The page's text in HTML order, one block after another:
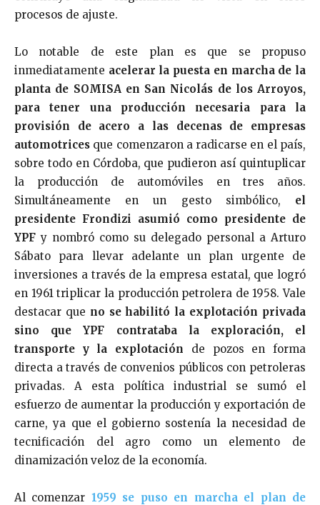
procesos de ajuste.
Lo notable de este plan es que se propuso
inmediatamente acelerar la puesta en marcha de la
planta de SOMISA en San Nicolás de los Arroyos,
para tener una producción necesaria para la
provisión de acero a las decenas de empresas
automotrices que comenzaron a radicarse en el país,
sobre todo en Córdoba, que pudieron así quintuplicar
la producción de automóviles en tres años.
Simultáneamente en un gesto simbólico, el
presidente Frondizi asumió como presidente de
YPF y nombró como su delegado personal a Arturo
Sábato para llevar adelante un plan urgente de
inversiones a través de la empresa estatal, que logró
en 1961 triplicar la producción petrolera de 1958. Vale
destacar que no se habilitó la explotación privada
sino que YPF contrataba la exploración, el
transporte y la explotación de pozos en forma
directa a través de convenios públicos con petroleras
privadas. A esta política industrial se sumó el
esfuerzo de aumentar la producción y exportación de
carne, ya que el gobierno sostenía la necesidad de
tecnificación del agro como un elemento de
dinamización veloz de la economía.
Al comenzar 1959 se puso en marcha el plan de